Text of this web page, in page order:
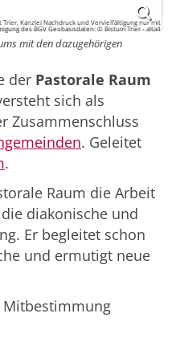
Kanzlei Nachdruck und Vervielfältigung nur mit
des BGV Geobasisdaten: © Bistum Trier - alta4
mit den dazugehörigen
der Pastorale Raum
sich als
Zusammenschluss
. Geleitet
.
Raum die Arbeit
diakonische und
Er begleitet schon
und ermutigt neue
Mitbestimmung